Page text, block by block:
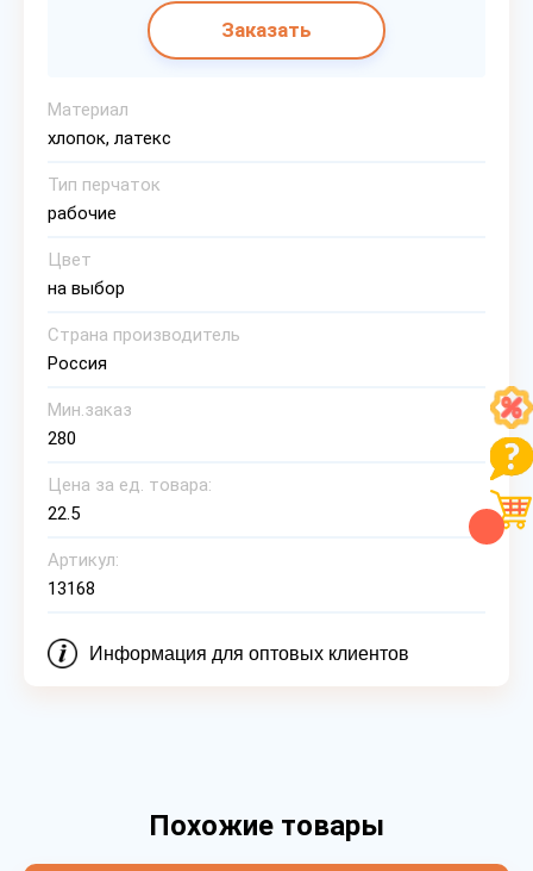
Заказать
Материал
хлопок, латекс
Тип перчаток
рабочие
Цвет
на выбор
Страна производитель
Россия
Мин.заказ
280
Цена за ед. товара:
22.5
Артикул:
13168
Информация для оптовых клиентов
Похожие товары